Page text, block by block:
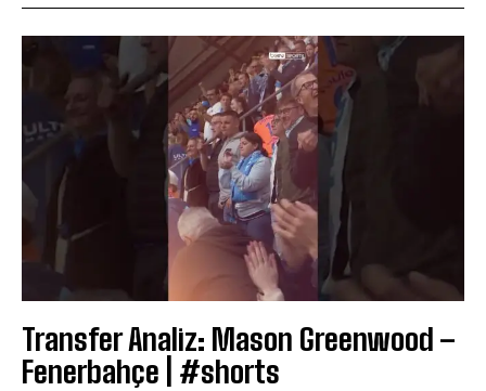
Transfer Analiz: Mason Greenwood –
Fenerbahçe | #shorts